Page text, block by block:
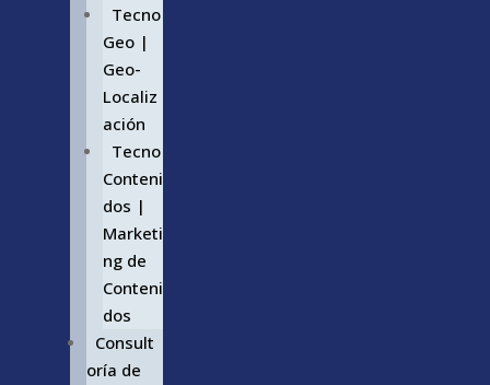
Tecno
Geo |
Geo-
Localiz
ación
Tecno
Conteni
dos |
Marketi
ng de
Conteni
dos
Consult
oría de